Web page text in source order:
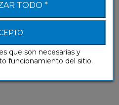
TODO *
que son necesarias y
funcionamiento del sitio.